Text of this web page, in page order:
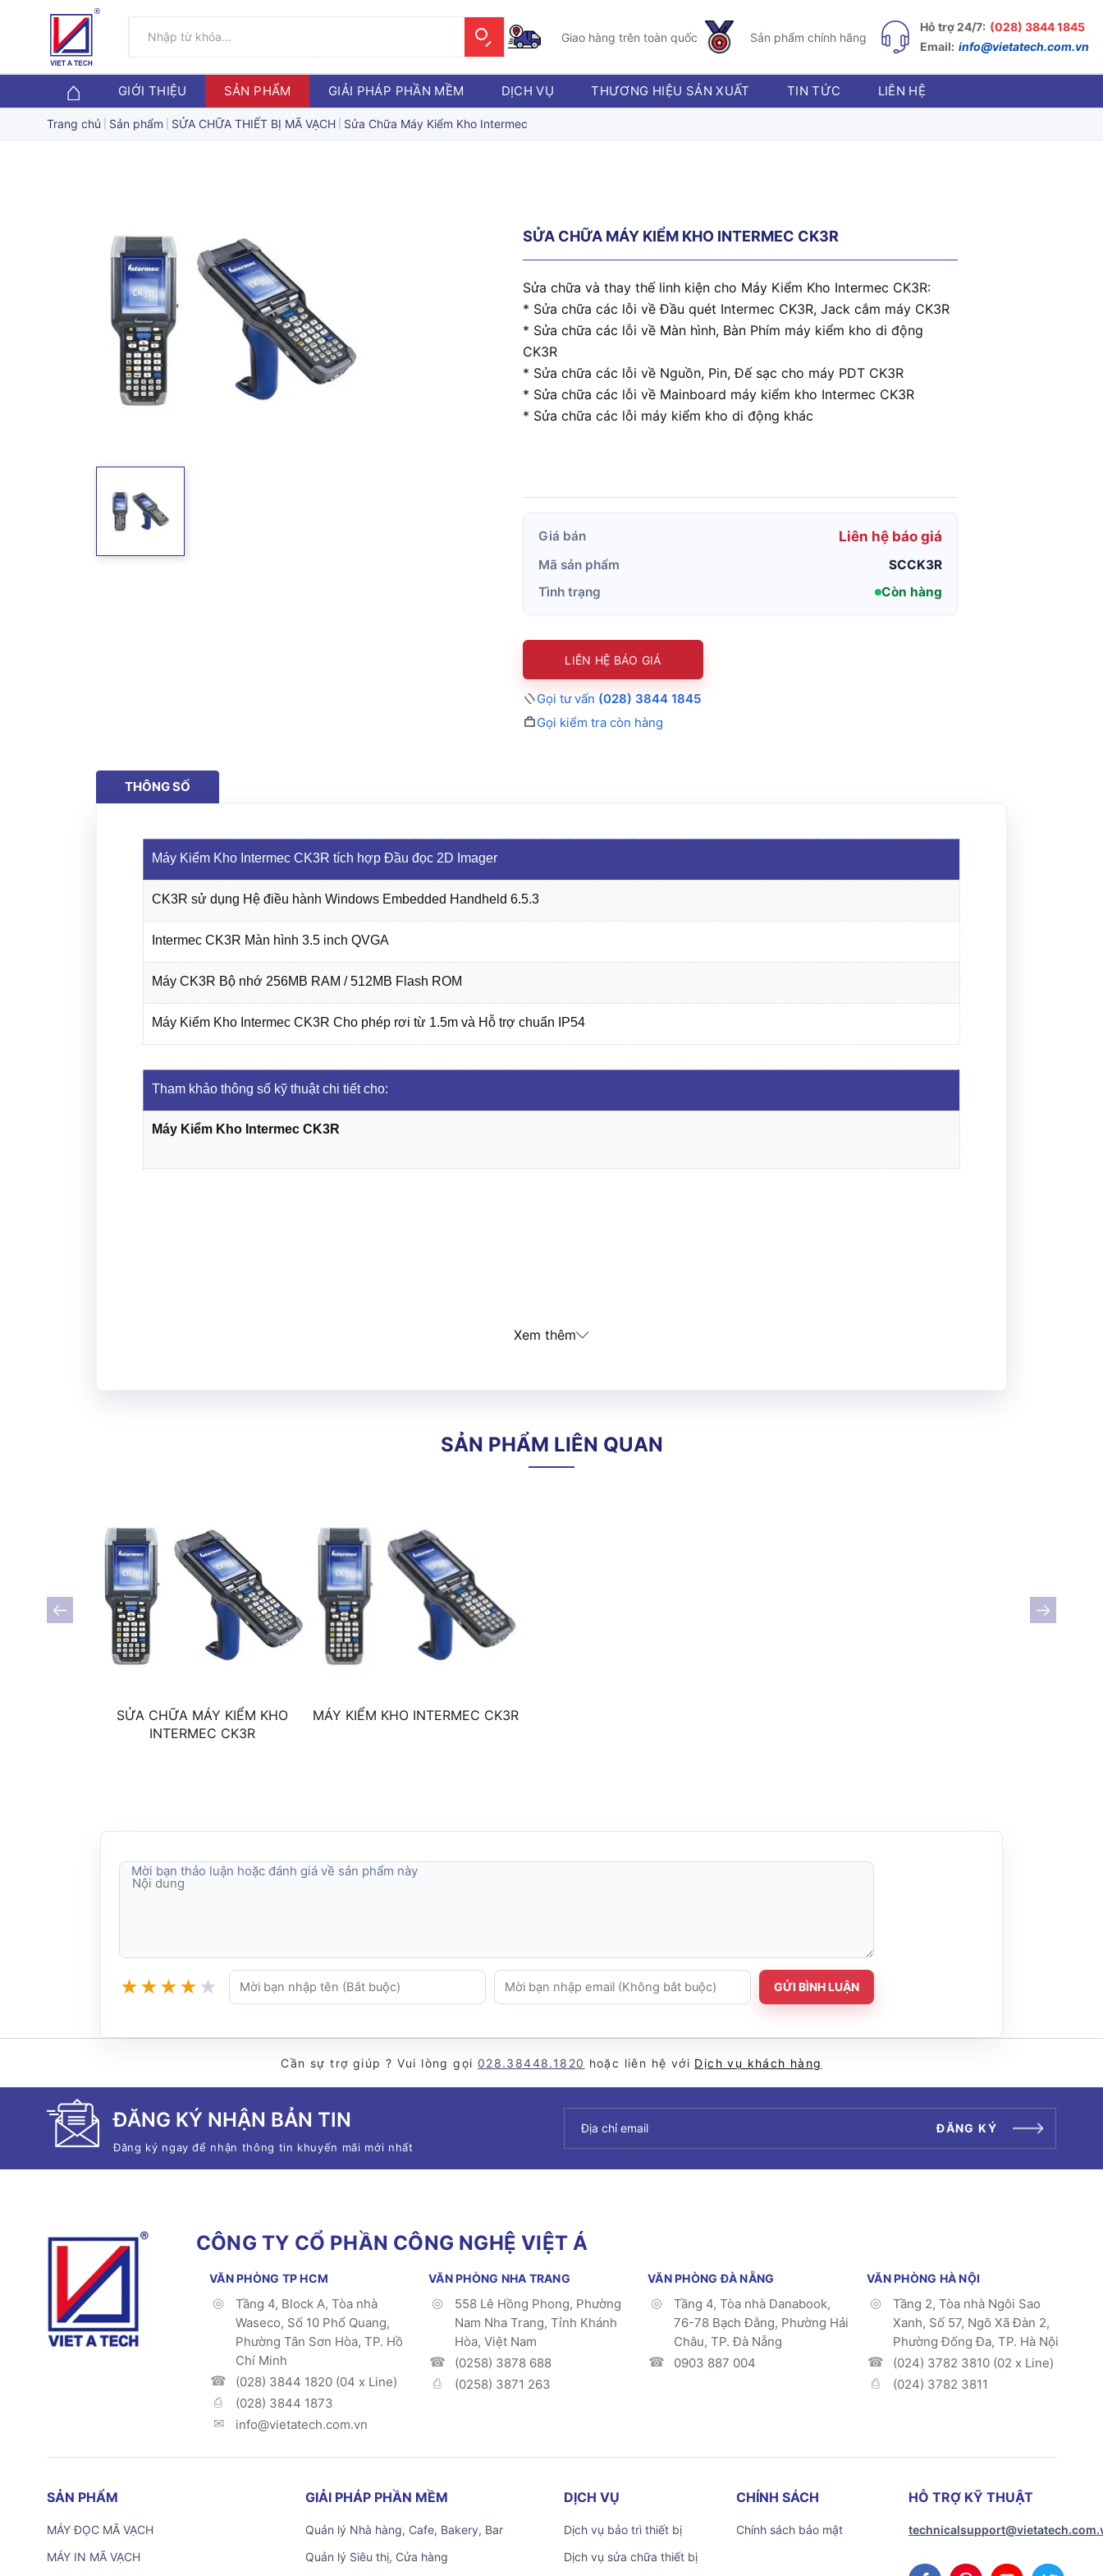
Giao hàng trên toàn quốc Sản phẩm chính hãng
Hỗ trợ 24/7: (028) 3844 1845
Email: info@vietatech.com.vn
GIỚI THIỆU SẢN PHẨM GIẢI PHÁP PHẦN MỀM DỊCH VỤ THƯƠNG HIỆU SẢN XUẤT TIN TỨC LIÊN HỆ
Trang chủ Sản phẩm SỬA CHỮA THIẾT BỊ MÃ VẠCH Sửa Chữa Máy Kiểm Kho Intermec
SỬA CHỮA MÁY KIỂM KHO INTERMEC CK3R
Sửa chữa và thay thế linh kiện cho Máy Kiểm Kho Intermec CK3R:
* Sửa chữa các lỗi về Đầu quét Intermec CK3R, Jack cắm máy CK3R
* Sửa chữa các lỗi về Màn hình, Bàn Phím máy kiểm kho di động
CK3R
* Sửa chữa các lỗi về Nguồn, Pin, Đế sạc cho máy PDT CK3R
* Sửa chữa các lỗi về Mainboard máy kiểm kho Intermec CK3R
* Sửa chữa các lỗi máy kiểm kho di động khác
Giá bán Liên hệ báo giá
Mã sản phẩm
SCCK3R
Tình trạng
Còn hàng
LIÊN HỆ BÁO GIÁ
Gọi tư vấn (028) 3844 1845
Gọi kiểm tra còn hàng
THÔNG SỐ
Máy Kiểm Kho Intermec CK3R tích hợp Đầu đọc 2D Imager
CK3R sử dụng Hệ điều hành Windows Embedded Handheld 6.5.3
Intermec CK3R Màn hình 3.5 inch QVGA
Máy CK3R Bộ nhớ 256MB RAM / 512MB Flash ROM
Máy Kiểm Kho Intermec CK3R Cho phép rơi từ 1.5m và Hỗ trợ chuẩn IP54
Tham khảo thông số kỹ thuật chi tiết cho:
Máy Kiểm Kho Intermec CK3R
Xem thêm
SẢN PHẨM LIÊN QUAN
SỬA CHỮA MÁY KIỂM KHO
INTERMEC CK3R
MÁY KIỂM KHO INTERMEC CK3R
★★★★ ★ GỬI BÌNH LUẬN
Mời bạn thảo luận hoặc đánh giá về sản phẩm này
Cần sự trợ giúp ? Vui lòng gọi 028.38448.1820 hoặc liên hệ với Dịch vụ khách hàng
ĐĂNG KÝ NHẬN BẢN TIN
Đăng ký ngay để nhận thông tin khuyến mãi mới nhất
ĐĂNG KÝ
CÔNG TY CỔ PHẦN CÔNG NGHỆ VIỆT Á
VĂN PHÒNG TP HCM
Tầng 4, Block A, Tòa nhà
Waseco, Số 10 Phổ Quang,
Phường Tân Sơn Hòa, TP. Hồ
Chí Minh
(028) 3844 1820 (04 x Line)
(028) 3844 1873
info@vietatech.com.vn
VĂN PHÒNG NHA TRANG
558 Lê Hồng Phong, Phường
Nam Nha Trang, Tỉnh Khánh
Hòa, Việt Nam
(0258) 3878 688
(0258) 3871 263
VĂN PHÒNG ĐÀ NẴNG
Tầng 4, Tòa nhà Danabook,
76-78 Bạch Đằng, Phường Hải
Châu, TP. Đà Nẵng
0903 887 004
VĂN PHÒNG HÀ NỘI
Tầng 2, Tòa nhà Ngôi Sao
Xanh, Số 57, Ngõ Xã Đàn 2,
Phường Đống Đa, TP. Hà Nội
(024) 3782 3810 (02 x Line)
(024) 3782 3811
SẢN PHẨM
MÁY ĐỌC MÃ VẠCH
MÁY IN MÃ VẠCH
GIẢI PHÁP PHẦN MỀM
Quản lý Nhà hàng, Cafe, Bakery, Bar
Quản lý Siêu thị, Cửa hàng
DỊCH VỤ
Dịch vụ bảo trì thiết bị
Dịch vụ sửa chữa thiết bị
CHÍNH SÁCH
Chính sách bảo mật
HỖ TRỢ KỸ THUẬT